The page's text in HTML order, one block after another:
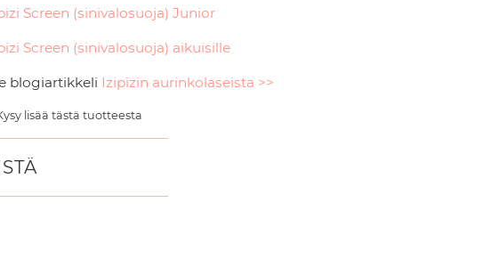
Screen (sinivalosuoja) Junior
Screen (sinivalosuoja) aikuisille
blogiartikkeli Izipizin aurinkolaseista >>
lisää tästä tuotteesta